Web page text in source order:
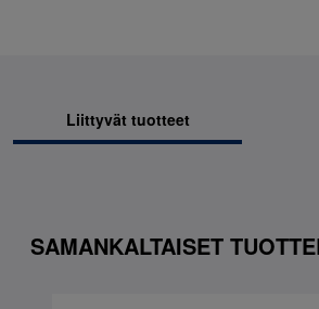
Liittyvät tuotteet
SAMANKALTAISET